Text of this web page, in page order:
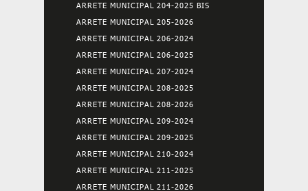
ARRETE MUNICIPAL 204-2025 BIS
ARRETE MUNICIPAL 205-2026
ARRETE MUNICIPAL 206-2024
ARRETE MUNICIPAL 206-2025
ARRETE MUNICIPAL 207-2024
ARRETE MUNICIPAL 208-2025
ARRETE MUNICIPAL 208-2026
ARRETE MUNICIPAL 209-2024
ARRETE MUNICIPAL 209-2025
ARRETE MUNICIPAL 210-2024
ARRETE MUNICIPAL 211-2025
ARRETE MUNICIPAL 211-2026